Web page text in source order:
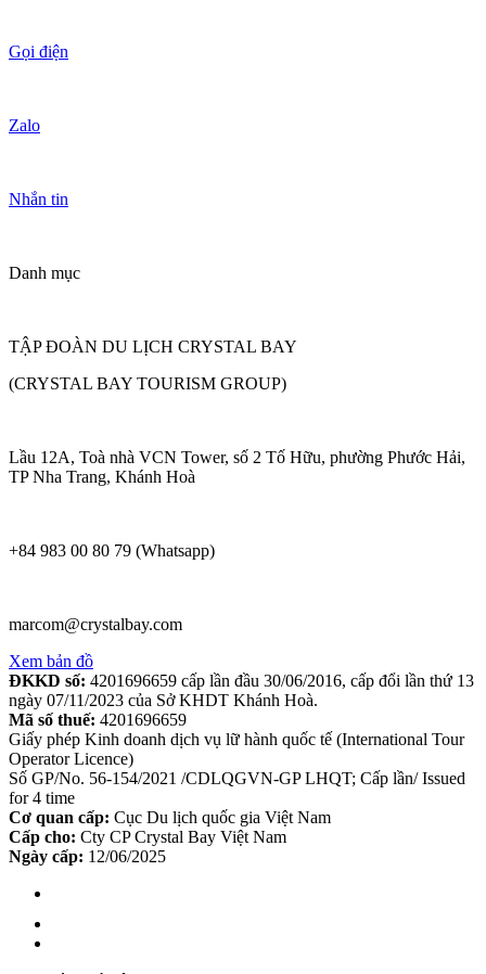
Gọi điện
Zalo
Nhắn tin
Danh mục
TẬP ĐOÀN DU LỊCH CRYSTAL BAY
(CRYSTAL BAY TOURISM GROUP)
Lầu 12A, Toà nhà VCN Tower, số 2 Tố Hữu, phường Phước Hải,
TP Nha Trang, Khánh Hoà
+84 983 00 80 79 (Whatsapp)
marcom@crystalbay.com
Xem bản đồ
ĐKKD số: 4201696659 cấp lần đầu 30/06/2016, cấp đổi lần thứ 13
ngày 07/11/2023 của Sở KHDT Khánh Hoà.
Mã số thuế: 4201696659
Giấy phép Kinh doanh dịch vụ lữ hành quốc tế (International Tour
Operator Licence)
Số GP/No. 56-154/2021 /CDLQGVN-GP LHQT; Cấp lần/ Issued
for 4 time
Cơ quan cấp: Cục Du lịch quốc gia Việt Nam
Cấp cho: Cty CP Crystal Bay Việt Nam
Ngày cấp: 12/06/2025